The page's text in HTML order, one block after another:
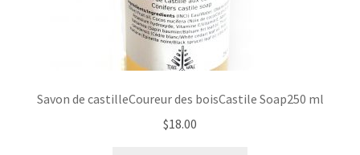
Savon de castilleCoureur des boisCastile Soap250 ml
$18.00